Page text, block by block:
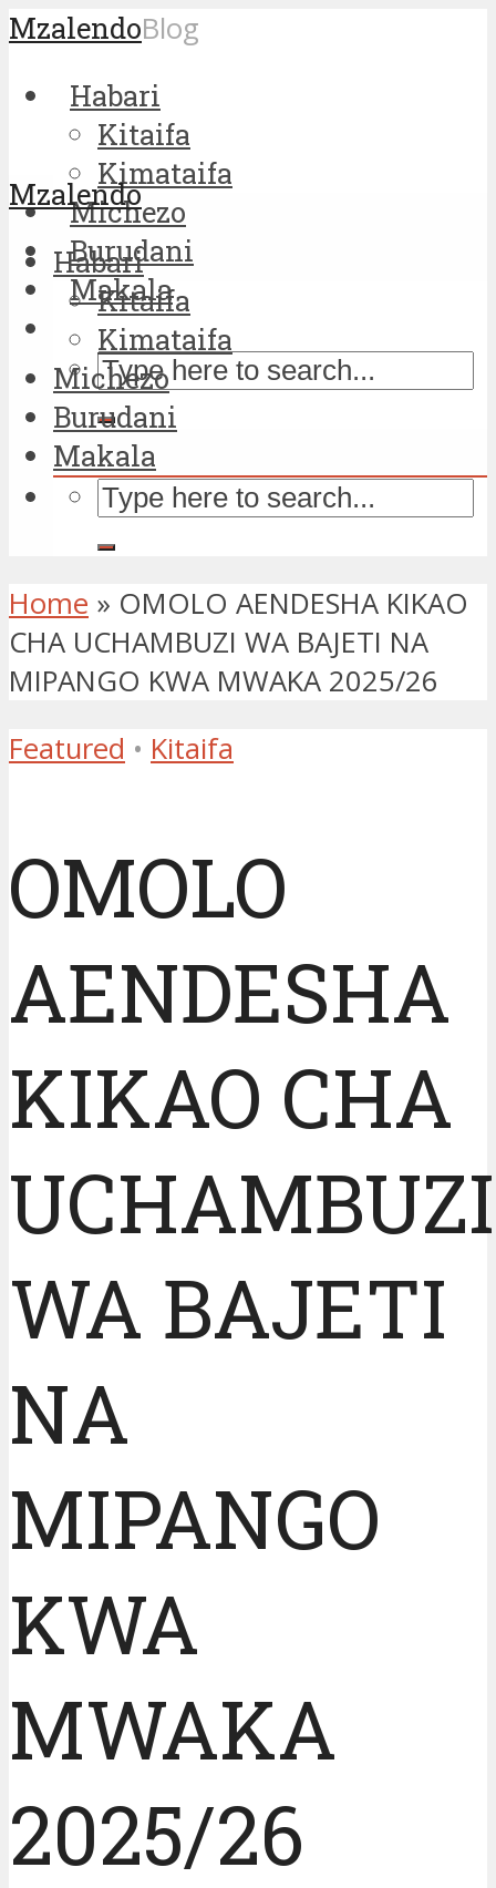
MzalendoBlog
Habari
Kitaifa
Kimataifa
Michezo
Burudani
Makala
Mzalendo
Habari
Kitaifa
Kimataifa
Michezo
Burudani
Makala
Home » OMOLO AENDESHA KIKAO
CHA UCHAMBUZI WA BAJETI NA
MIPANGO KWA MWAKA 2025/26
Featured • Kitaifa
OMOLO
AENDESHA
KIKAO CHA
UCHAMBUZI
WA BAJETI
NA
MIPANGO
KWA
MWAKA
2025/26